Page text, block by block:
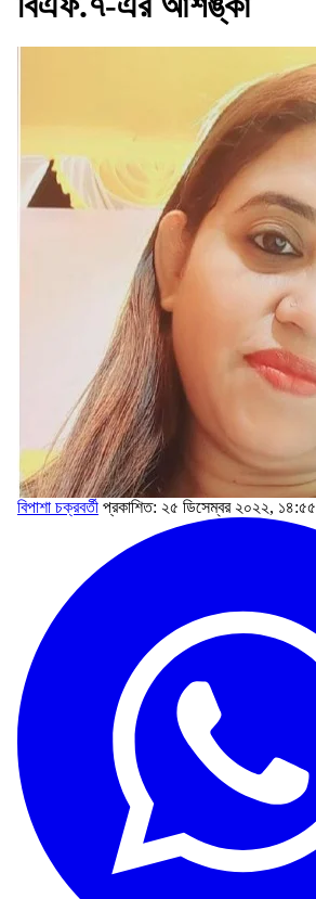
বিপাশা চক্রবর্তী প্রকাশিত: ২৫ ডিসেম্বর ২০২২, ১৪:৫৫